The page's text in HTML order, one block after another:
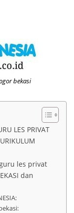
bekasi
LES PRIVAT
les privat
dan